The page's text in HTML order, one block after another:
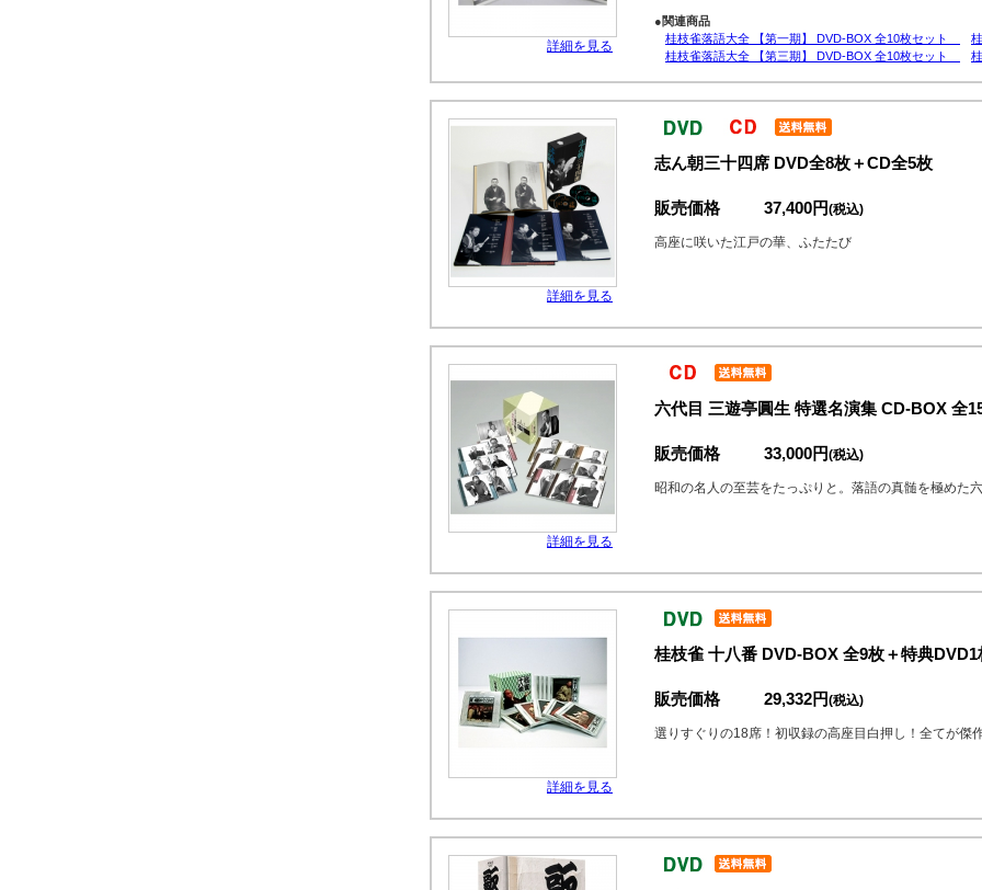
詳細を見る
●関連商品
桂枝雀落語大全 【第一期】 DVD-BOX 全10枚セット
桂枝雀落語大全 【第三期】 DVD-BOX 全10枚セット
詳細を見る
志ん朝三十四席 DVD全8枚＋CD全5枚
販売価格 37,400円(税込)
高座に咲いた江戸の華、ふたたび
詳細を見る
六代目 三遊亭圓生 特選名演集 CD-BOX 全
販売価格 33,000円(税込)
昭和の名人の至芸をたっぷりと。落語の真髄を極めた
詳細を見る
桂枝雀 十八番 DVD-BOX 全9枚＋特典DVD1
販売価格 29,332円(税込)
選りすぐりの18席！初収録の高座目白押し！全てが傑